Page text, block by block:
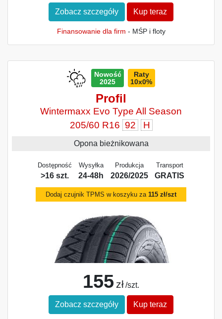
Zobacz szczegóły Kup teraz
Finansowanie dla firm - MŚP i floty
Nowość
2025
Raty
10x0%
Profil
Wintermaxx Evo Type All Season
205/60 R16 92 H
Opona bieżnikowana
Dostępność
>16 szt.
Wysyłka
24-48h
Produkcja
2026/2025
Transport
GRATIS
Dodaj czujnik TPMS w koszyku za 115 zł/szt
155 zł /szt.
Zobacz szczegóły Kup teraz